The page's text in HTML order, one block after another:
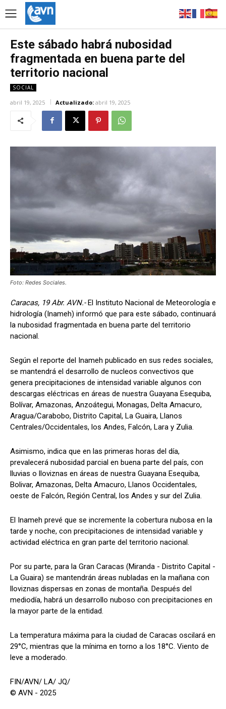
Este sábado habrá nubosidad
fragmentada en buena parte del
territorio nacional
SOCIAL
abril 19, 2025 Actualizado: abril 19, 2025
Foto: Redes Sociales.
Caracas, 19 Abr. AVN.-El Instituto Nacional de Meteorología e
hidrología (Inameh) informó que para este sábado, continuará
la nubosidad fragmentada en buena parte del territorio
nacional.
Según el reporte del Inameh publicado en sus redes sociales,
se mantendrá el desarrollo de nucleos convectivos que
genera precipitaciones de intensidad variable algunos con
descargas eléctricas en áreas de nuestra Guayana Esequiba,
Bolívar, Amazonas, Anzoátegui, Monagas, Delta Amacuro,
Aragua/Carabobo, Distrito Capital, La Guaira, Llanos
Centrales/Occidentales, los Andes, Falcón, Lara y Zulia.
Asimismo, indica que en las primeras horas del día,
prevalecerá nubosidad parcial en buena parte del país, con
lluvias o lloviznas en áreas de nuestra Guayana Esequiba,
Bolivar, Amazonas, Delta Amacuro, Llanos Occidentales,
oeste de Falcón, Región Central, los Andes y sur del Zulia.
El Inameh prevé que se incremente la cobertura nubosa en la
tarde y noche, con precipitaciones de intensidad variable y
actividad eléctrica en gran parte del territorio nacional.
Por su parte, para la Gran Caracas (Miranda - Distrito Capital -
La Guaira) se mantendrán áreas nubladas en la mañana con
lloviznas dispersas en zonas de montaña. Después del
mediodía, habrá un desarrollo nuboso con precipitaciones en
la mayor parte de la entidad.
La temperatura máxima para la ciudad de Caracas oscilará en
29°C, mientras que la mínima en torno a los 18°C. Viento de
leve a moderado.
FIN/AVN/ LA/ JQ/
© AVN - 2025